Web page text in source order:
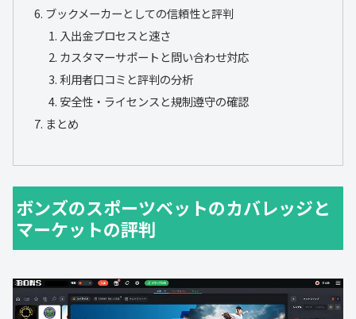
ブックメーカーとしての信頼性と評判
入出金プロセスと速さ
カスタマーサポートと問い合わせ対応
利用者口コミと評判の分析
安全性・ライセンスと規制遵守の確認
まとめ
ボンズのスポーツベットのカバレッジと
マーケットの評判